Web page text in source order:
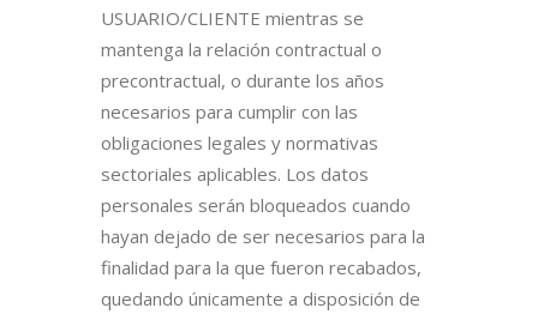
USUARIO/CLIENTE mientras se
mantenga la relación contractual o
precontractual, o durante los años
necesarios para cumplir con las
obligaciones legales y normativas
sectoriales aplicables. Los datos
personales serán bloqueados cuando
hayan dejado de ser necesarios para la
finalidad para la que fueron recabados,
quedando únicamente a disposición de